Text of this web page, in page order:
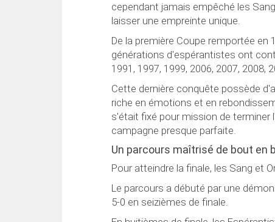
cependant jamais empêché les
laisser une empreinte unique.
De la première Coupe remportée
générations d'espérantistes ont
1991, 1997, 1999, 2006, 2007, 2008,
Cette dernière conquête possède
riche en émotions et en
s'était fixé pour mission de
campagne presque parfaite.
Un parcours maîtrisé de bout en
Pour atteindre la finale, les Sang et
Le parcours a débuté par une
5-0 en seizièmes de finale.